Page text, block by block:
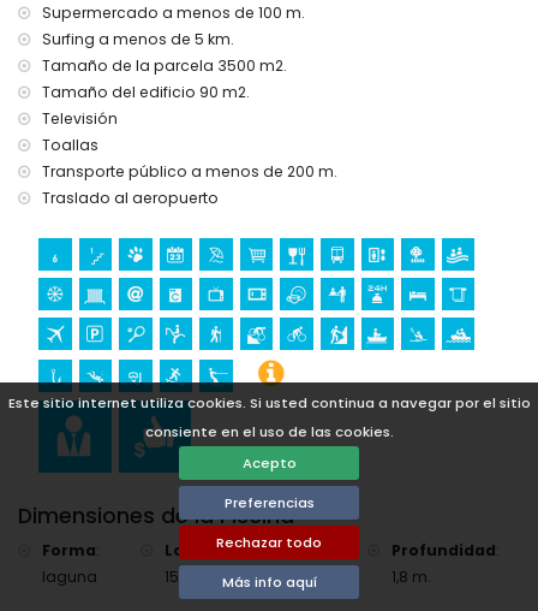
Este sitio internet utiliza cookies. Si usted continua a navegar por el sitio
consiente en el uso de las cookies.
Acepto
Preferencias
Rechazar todo
Más info aquí
Deportes
tenis, equitación, senderismo, ciclismo de montaña,
ciclismo, escalada, piragüismo, kayak, rafting, pesca,
buceo, snorkel, surf y esquí acuático (a menos de 5
kilómetros del apartamento)
golf (Club de Golf Jávea) y windsurf (a menos de 10
kilómetros del apartamento)
Supermercado a menos de 100 m.
Surfing a menos de 5 km.
Tamaño de la parcela 3500 m2.
Tamaño del edificio 90 m2.
Televisión
Toallas
Transporte público a menos de 200 m.
Traslado al aeropuerto
Dimensiones de la Piscina
Forma:
laguna
Longitud:
15 m.
Ancho
5 m.
Profundidad:
1,8 m.